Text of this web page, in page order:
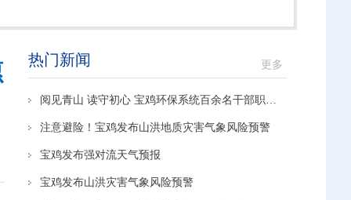
热门新闻 更多
阅见青山 读守初心 宝鸡环保系统百余名干部职工共享阅读盛宴
注意避险！宝鸡发布山洪地质灾害气象风险预警
宝鸡发布强对流天气预报
宝鸡发布山洪灾害气象风险预警